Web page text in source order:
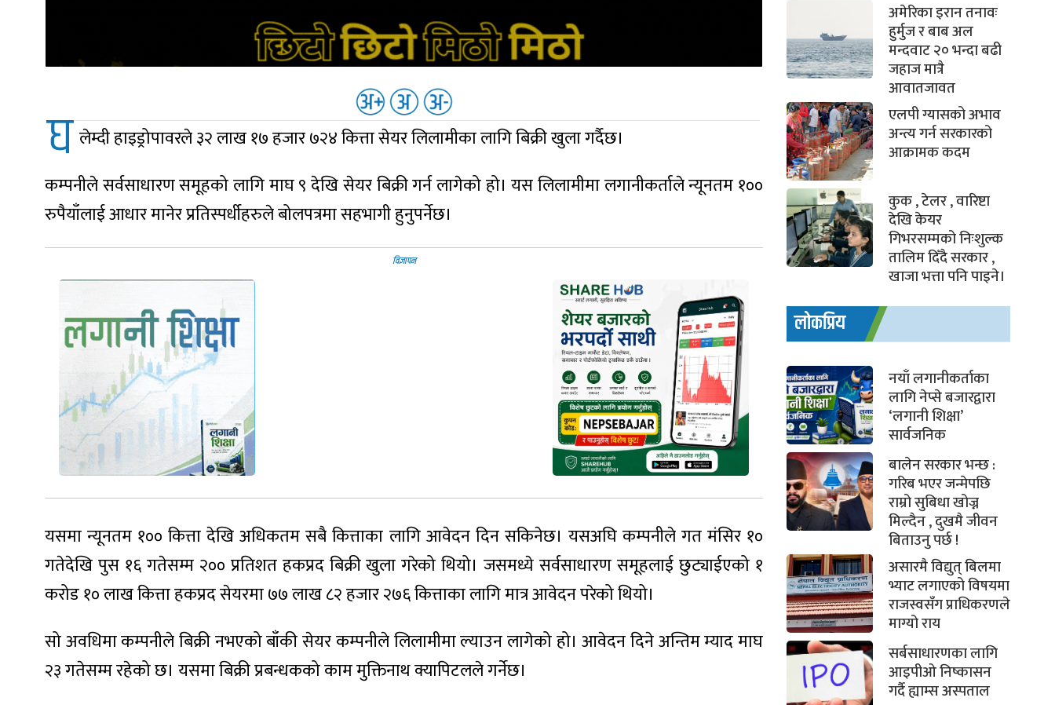
घ लेम्दी हाइड्रोपावरले ३२ लाख १७ हजार ७२४ कित्ता सेयर लिलामीका लागि बिक्री खुला गर्दैछ।
कम्पनीले सर्वसाधारण समूहको लागि माघ ९ देखि सेयर बिक्री गर्न लागेको हो। यस लिलामीमा लगानीकर्ताले न्यूनतम १००
रुपैयाँलाई आधार मानेर प्रतिस्पर्धीहरुले बोलपत्रमा सहभागी हुनुपर्नेछ।
यसमा न्यूनतम १०० कित्ता देखि अधिकतम सबै कित्ताका लागि आवेदन दिन सकिनेछ। यसअघि कम्पनीले गत मंसिर १०
गतेदेखि पुस १६ गतेसम्म २०० प्रतिशत हकप्रद बिक्री खुला गरेको थियो। जसमध्ये सर्वसाधारण समूहलाई छुट्याईएको १
करोड १० लाख कित्ता हकप्रद सेयरमा ७७ लाख ८२ हजार २७६ कित्ताका लागि मात्र आवेदन परेको थियो।
सो अवधिमा कम्पनीले बिक्री नभएको बाँकी सेयर कम्पनीले लिलामीमा ल्याउन लागेको हो। आवेदन दिने अन्तिम म्याद माघ
२३ गतेसम्म रहेको छ। यसमा बिक्री प्रबन्धकको काम मुक्तिनाथ क्यापिटलले गर्नेछ।
अमेरिका इरान तनावः
हुर्मुज र बाब अल
मन्दवाट २० भन्दा बढी
जहाज मात्रै
आवातजावत
एलपी ग्यासको अभाव
अन्त्य गर्न सरकारको
आक्रामक कदम
कुक , टेलर , वारिष्टा
देखि केयर
गिभरसम्मको निःशुल्क
तालिम दिँदै सरकार ,
खाजा भत्ता पनि पाइने।
लोकप्रिय
नयाँ लगानीकर्ताका
लागि नेप्से बजारद्वारा
‘लगानी शिक्षा’
सार्वजनिक
बालेन सरकार भन्छ :
गरिब भएर जन्मेपछि
राम्रो सुबिधा खोज्न
मिल्दैन , दुखमै जीवन
बिताउनु पर्छ !
असारमै विद्युत् बिलमा
भ्याट लगाएको विषयमा
राजस्वसँग प्राधिकरणले
माग्यो राय
सर्बसाधारणका लागि
आइपीओ निष्कासन
गर्दै ह्याम्स अस्पताल